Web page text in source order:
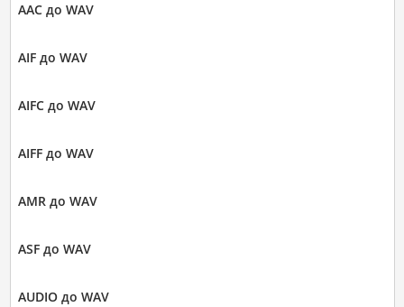
AAC до WAV
AIF до WAV
AIFC до WAV
AIFF до WAV
AMR до WAV
ASF до WAV
AUDIO до WAV